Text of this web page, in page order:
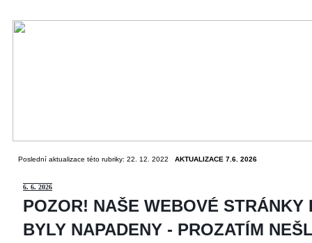
Poslední aktualizace této rubriky: 22. 12. 2022 AKTUALIZACE 7.6. 2026
6. 6. 2026
POZOR! NAŠE WEBOVÉ STRÁNKY
BYLY NAPADENY - PROZATÍM